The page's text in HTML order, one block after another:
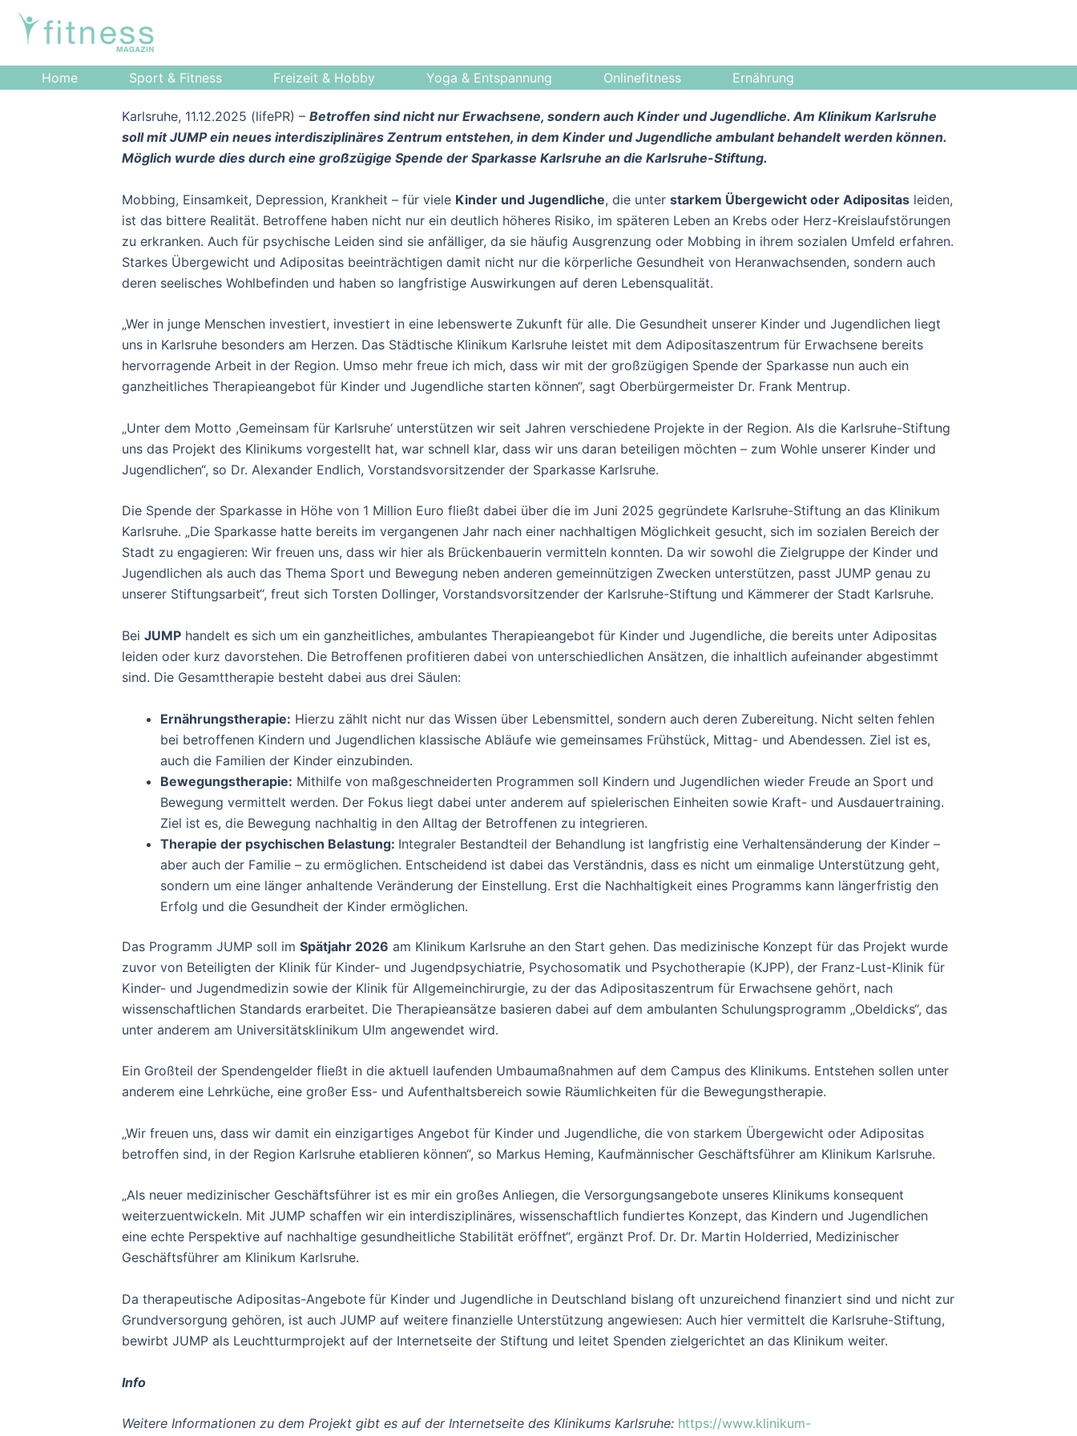
Zum
Inhalt
Home
Sport & Fitness Freizeit & Hobby Yoga & Entspannung Onlinefitness Ernährung
Karlsruhe, 11.12.2025 (lifePR) – Betroffen sind nicht nur Erwachsene, sondern auch Kinder und Jugendliche. Am Klinikum Karlsruhe
soll mit JUMP ein neues interdisziplinäres Zentrum entstehen, in dem Kinder und Jugendliche ambulant behandelt werden können.
Möglich wurde dies durch eine großzügige Spende der Sparkasse Karlsruhe an die Karlsruhe-Stiftung.
Mobbing, Einsamkeit, Depression, Krankheit – für viele Kinder und Jugendliche, die unter starkem Übergewicht oder Adipositas leiden,
ist das bittere Realität. Betroffene haben nicht nur ein deutlich höheres Risiko, im späteren Leben an Krebs oder Herz-Kreislaufstörungen
zu erkranken. Auch für psychische Leiden sind sie anfälliger, da sie häufig Ausgrenzung oder Mobbing in ihrem sozialen Umfeld erfahren.
Starkes Übergewicht und Adipositas beeinträchtigen damit nicht nur die körperliche Gesundheit von Heranwachsenden, sondern auch
deren seelisches Wohlbefinden und haben so langfristige Auswirkungen auf deren Lebensqualität.
„Wer in junge Menschen investiert, investiert in eine lebenswerte Zukunft für alle. Die Gesundheit unserer Kinder und Jugendlichen liegt
uns in Karlsruhe besonders am Herzen. Das Städtische Klinikum Karlsruhe leistet mit dem Adipositaszentrum für Erwachsene bereits
hervorragende Arbeit in der Region. Umso mehr freue ich mich, dass wir mit der großzügigen Spende der Sparkasse nun auch ein
ganzheitliches Therapieangebot für Kinder und Jugendliche starten können“, sagt Oberbürgermeister Dr. Frank Mentrup.
„Unter dem Motto ,Gemeinsam für Karlsruhe‘ unterstützen wir seit Jahren verschiedene Projekte in der Region. Als die Karlsruhe-Stiftung
uns das Projekt des Klinikums vorgestellt hat, war schnell klar, dass wir uns daran beteiligen möchten – zum Wohle unserer Kinder und
Jugendlichen“, so Dr. Alexander Endlich, Vorstandsvorsitzender der Sparkasse Karlsruhe.
Die Spende der Sparkasse in Höhe von 1 Million Euro fließt dabei über die im Juni 2025 gegründete Karlsruhe-Stiftung an das Klinikum
Karlsruhe. „Die Sparkasse hatte bereits im vergangenen Jahr nach einer nachhaltigen Möglichkeit gesucht, sich im sozialen Bereich der
Stadt zu engagieren: Wir freuen uns, dass wir hier als Brückenbauerin vermitteln konnten. Da wir sowohl die Zielgruppe der Kinder und
Jugendlichen als auch das Thema Sport und Bewegung neben anderen gemeinnützigen Zwecken unterstützen, passt JUMP genau zu
unserer Stiftungsarbeit“, freut sich Torsten Dollinger, Vorstandsvorsitzender der Karlsruhe-Stiftung und Kämmerer der Stadt Karlsruhe.
Bei JUMP handelt es sich um ein ganzheitliches, ambulantes Therapieangebot für Kinder und Jugendliche, die bereits unter Adipositas
leiden oder kurz davorstehen. Die Betroffenen profitieren dabei von unterschiedlichen Ansätzen, die inhaltlich aufeinander abgestimmt
sind. Die Gesamttherapie besteht dabei aus drei Säulen:
Ernährungstherapie: Hierzu zählt nicht nur das Wissen über Lebensmittel, sondern auch deren Zubereitung. Nicht selten fehlen
bei betroffenen Kindern und Jugendlichen klassische Abläufe wie gemeinsames Frühstück, Mittag- und Abendessen. Ziel ist es,
auch die Familien der Kinder einzubinden.
Bewegungstherapie: Mithilfe von maßgeschneiderten Programmen soll Kindern und Jugendlichen wieder Freude an Sport und
Bewegung vermittelt werden. Der Fokus liegt dabei unter anderem auf spielerischen Einheiten sowie Kraft- und Ausdauertraining.
Ziel ist es, die Bewegung nachhaltig in den Alltag der Betroffenen zu integrieren.
Therapie der psychischen Belastung: Integraler Bestandteil der Behandlung ist langfristig eine Verhaltensänderung der Kinder –
aber auch der Familie – zu ermöglichen. Entscheidend ist dabei das Verständnis, dass es nicht um einmalige Unterstützung geht,
sondern um eine länger anhaltende Veränderung der Einstellung. Erst die Nachhaltigkeit eines Programms kann längerfristig den
Erfolg und die Gesundheit der Kinder ermöglichen.
Das Programm JUMP soll im Spätjahr 2026 am Klinikum Karlsruhe an den Start gehen. Das medizinische Konzept für das Projekt wurde
zuvor von Beteiligten der Klinik für Kinder- und Jugendpsychiatrie, Psychosomatik und Psychotherapie (KJPP), der Franz-Lust-Klinik für
Kinder- und Jugendmedizin sowie der Klinik für Allgemeinchirurgie, zu der das Adipositaszentrum für Erwachsene gehört, nach
wissenschaftlichen Standards erarbeitet. Die Therapieansätze basieren dabei auf dem ambulanten Schulungsprogramm „Obeldicks“, das
unter anderem am Universitätsklinikum Ulm angewendet wird.
Ein Großteil der Spendengelder fließt in die aktuell laufenden Umbaumaßnahmen auf dem Campus des Klinikums. Entstehen sollen unter
anderem eine Lehrküche, eine großer Ess- und Aufenthaltsbereich sowie Räumlichkeiten für die Bewegungstherapie.
„Wir freuen uns, dass wir damit ein einzigartiges Angebot für Kinder und Jugendliche, die von starkem Übergewicht oder Adipositas
betroffen sind, in der Region Karlsruhe etablieren können“, so Markus Heming, Kaufmännischer Geschäftsführer am Klinikum Karlsruhe.
„Als neuer medizinischer Geschäftsführer ist es mir ein großes Anliegen, die Versorgungsangebote unseres Klinikums konsequent
weiterzuentwickeln. Mit JUMP schaffen wir ein interdisziplinäres, wissenschaftlich fundiertes Konzept, das Kindern und Jugendlichen
eine echte Perspektive auf nachhaltige gesundheitliche Stabilität eröffnet“, ergänzt Prof. Dr. Dr. Martin Holderried, Medizinischer
Geschäftsführer am Klinikum Karlsruhe.
Da therapeutische Adipositas-Angebote für Kinder und Jugendliche in Deutschland bislang oft unzureichend finanziert sind und nicht zur
Grundversorgung gehören, ist auch JUMP auf weitere finanzielle Unterstützung angewiesen: Auch hier vermittelt die Karlsruhe-Stiftung,
bewirbt JUMP als Leuchtturmprojekt auf der Internetseite der Stiftung und leitet Spenden zielgerichtet an das Klinikum weiter.
Info
Weitere Informationen zu dem Projekt gibt es auf der Internetseite des Klinikums Karlsruhe: https://www.klinikum-
navigation